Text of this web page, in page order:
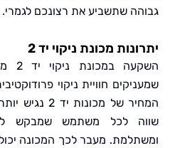
שתשביע את רצונכם לגמרי.
מכונת ניקוי יד 2
השקעה במכונת
חוויית ניקוי פרודוקטיבית
המחיר של מכונות יד 2 נגיש
לכל משתמש שמבקש להתחדש
מעבר לכך המכונה יכולה לספק